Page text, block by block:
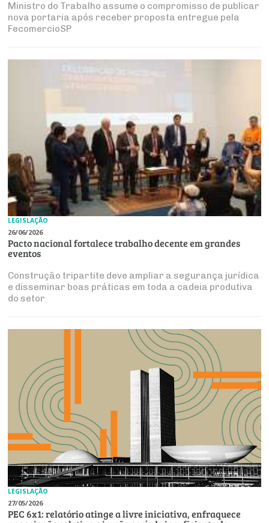
Ministro do Trabalho assume o compromisso de publicar
nova portaria após receber proposta entregue pela
FecomercioSP
LEGISLAÇÃO
26/06/2026
Pacto nacional fortalece trabalho decente em grandes
eventos
Construção tripartite deve ampliar a segurança jurídica
e disseminar boas práticas em toda a cadeia produtiva
do setor
LEGISLAÇÃO
27/05/2026
PEC 6x1: relatório atinge a livre iniciativa, enfraquece